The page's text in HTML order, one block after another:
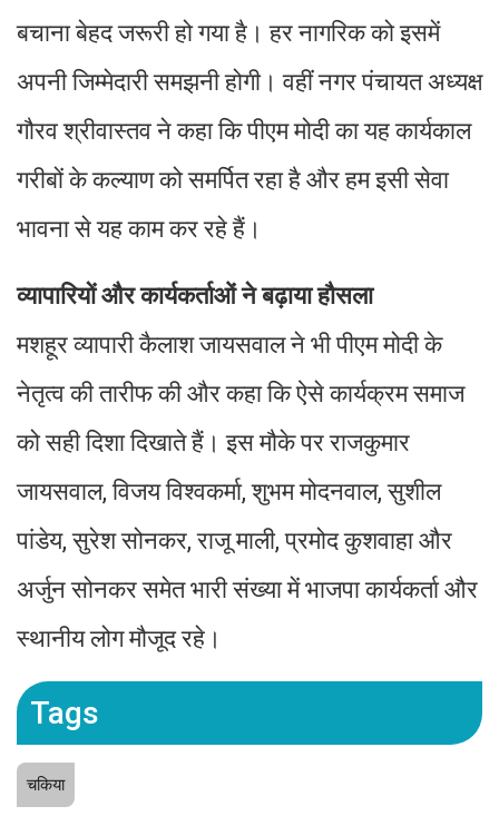
बचाना बेहद जरूरी हो गया है। हर नागरिक को इसमें
अपनी जिम्मेदारी समझनी होगी। वहीं नगर पंचायत अध्यक्ष
गौरव श्रीवास्तव ने कहा कि पीएम मोदी का यह कार्यकाल
गरीबों के कल्याण को समर्पित रहा है और हम इसी सेवा
भावना से यह काम कर रहे हैं।
व्यापारियों और कार्यकर्ताओं ने बढ़ाया हौसला
मशहूर व्यापारी कैलाश जायसवाल ने भी पीएम मोदी के
नेतृत्व की तारीफ की और कहा कि ऐसे कार्यक्रम समाज
को सही दिशा दिखाते हैं। इस मौके पर राजकुमार
जायसवाल, विजय विश्वकर्मा, शुभम मोदनवाल, सुशील
पांडेय, सुरेश सोनकर, राजू माली, प्रमोद कुशवाहा और
अर्जुन सोनकर समेत भारी संख्या में भाजपा कार्यकर्ता और
स्थानीय लोग मौजूद रहे।
Tags
चकिया